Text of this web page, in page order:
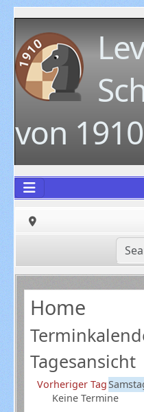
von 1910
Home
Tagesansicht
Vorheriger Tag
Keine Termine